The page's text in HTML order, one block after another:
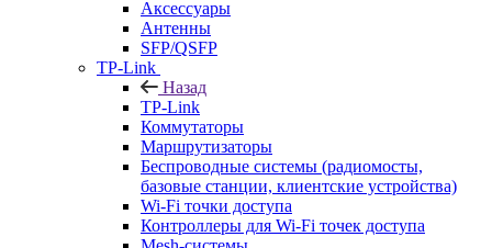
Аксессуары
Антенны
SFP/QSFP
TP-Link
Назад
TP-Link
Коммутаторы
Маршрутизаторы
Беспроводные системы (радиомосты,
базовые станции, клиентские устройства)
Wi-Fi точки доступа
Контроллеры для Wi-Fi точек доступа